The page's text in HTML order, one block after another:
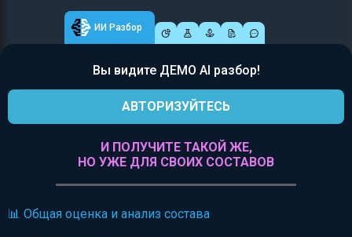
ИИ Разбор
Вы видите ДЕМО AI разбор!
АВТОРИЗУЙТЕСЬ
И ПОЛУЧИТЕ ТАКОЙ ЖЕ,
НО УЖЕ ДЛЯ СВОИХ СОСТАВОВ
📊 Общая оценка и анализ состава